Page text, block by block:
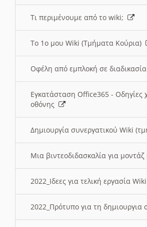
Τι περιμένουμε από το wiki;
Το 1ο μου Wiki (Τμήματα Κούρια)
Οφέλη από εμπλοκή σε
Εγκατάσταση Office365 -
οθόνης
Δημιουργία συνεργατικού Wiki
Μια βιντεοδιδασκαλία για
2022_Ιδεες για τελική εργασία Wiki
2022_Πρότυπο για τη δημιουργια